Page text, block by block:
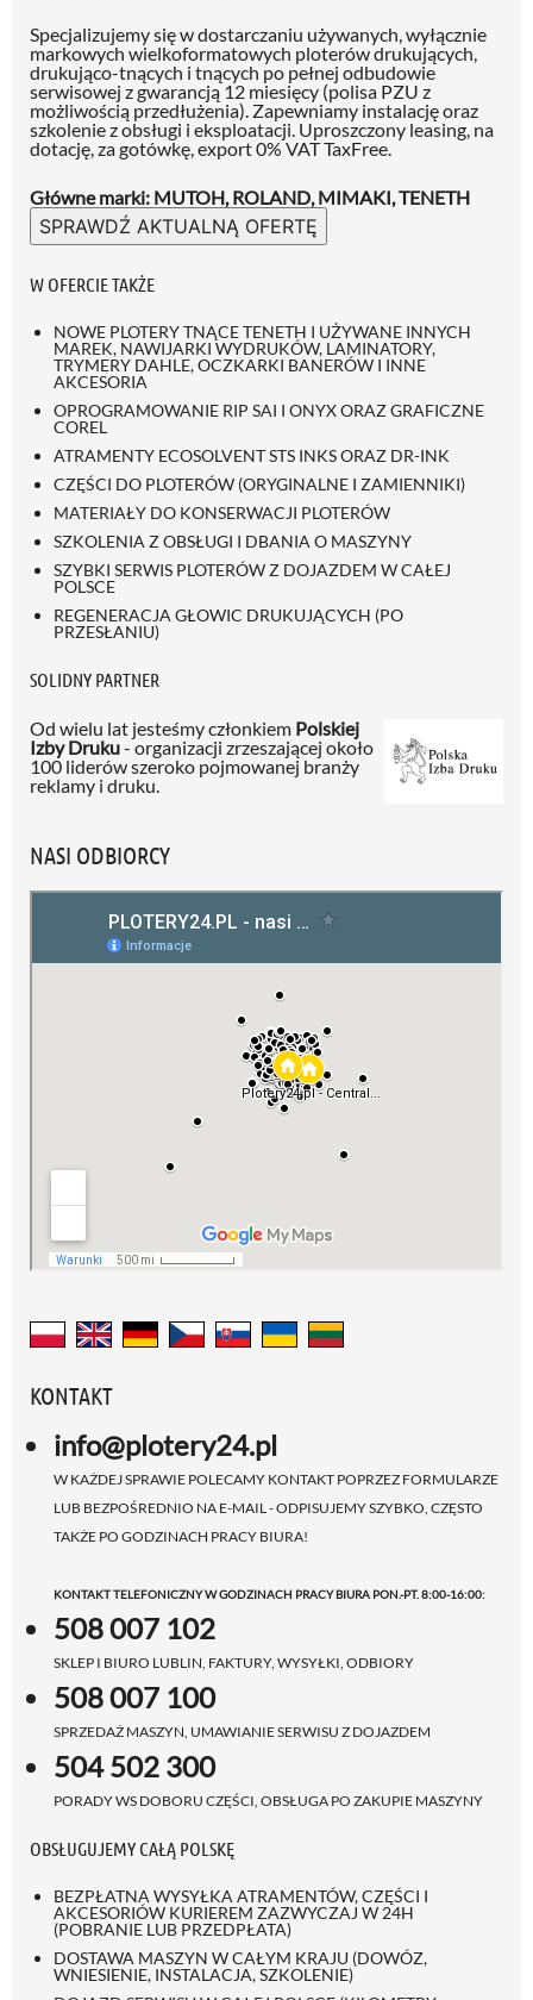
Specjalizujemy się w dostarczaniu używanych, wyłącznie
markowych wielkoformatowych ploterów drukujących,
drukująco-tnących i tnących po pełnej odbudowie
serwisowej z gwarancją 12 miesięcy (polisa PZU z
możliwością przedłużenia). Zapewniamy instalację oraz
szkolenie z obsługi i eksploatacji. Uproszczony leasing, na
dotację, za gotówkę, export 0% VAT TaxFree.
Główne marki: MUTOH, ROLAND, MIMAKI, TENETH
SPRAWDŹ AKTUALNĄ OFERTĘ
W OFERCIE TAKŻE
NOWE PLOTERY TNĄCE TENETH I UŻYWANE INNYCH
MAREK, NAWIJARKI WYDRUKÓW, LAMINATORY,
TRYMERY DAHLE, OCZKARKI BANERÓW I INNE
AKCESORIA
OPROGRAMOWANIE RIP SAI I ONYX ORAZ GRAFICZNE
COREL
ATRAMENTY ECOSOLVENT STS INKS ORAZ DR-INK
CZĘŚCI DO PLOTERÓW (ORYGINALNE I ZAMIENNIKI)
MATERIAŁY DO KONSERWACJI PLOTERÓW
SZKOLENIA Z OBSŁUGI I DBANIA O MASZYNY
SZYBKI SERWIS PLOTERÓW Z DOJAZDEM W CAŁEJ
POLSCE
REGENERACJA GŁOWIC DRUKUJĄCYCH (PO
PRZESŁANIU)
SOLIDNY PARTNER
Od wielu lat jesteśmy członkiem Polskiej
Izby Druku- organizacji zrzeszającej około
100 liderów szeroko pojmowanej branży
reklamy i druku.
NASI ODBIORCY
KONTAKT
info@plotery24.pl
W KAŻDEJ SPRAWIE POLECAMY KONTAKT POPRZEZ FORMULARZE
LUB BEZPOŚREDNIO NA E-MAIL - ODPISUJEMY SZYBKO, CZĘSTO
TAKŻE PO GODZINACH PRACY BIURA!
KONTAKT TELEFONICZNY W GODZINACH PRACY BIURA PON.-PT. 8:00-16:00:
508 007 102
SKLEP I BIURO LUBLIN, FAKTURY, WYSYŁKI, ODBIORY
508 007 100
SPRZEDAŻ MASZYN, UMAWIANIE SERWISU Z DOJAZDEM
504 502 300
PORADY WS DOBORU CZĘŚCI, OBSŁUGA PO ZAKUPIE MASZYNY
OBSŁUGUJEMY CAŁĄ POLSKĘ
BEZPŁATNA WYSYŁKA ATRAMENTÓW, CZĘŚCI I
AKCESORIÓW KURIEREM ZAZWYCZAJ W 24H
(POBRANIE LUB PRZEDPŁATA)
DOSTAWA MASZYN W CAŁYM KRAJU (DOWÓZ,
WNIESIENIE, INSTALACJA, SZKOLENIE)